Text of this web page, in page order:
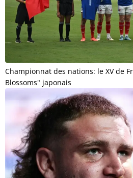
Championnat des nations: le XV de
Blossoms" japonais